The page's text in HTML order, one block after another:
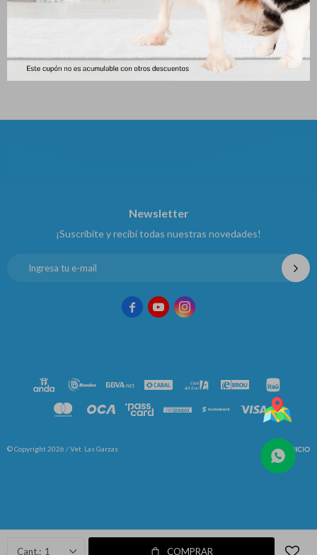
1 COMPRAR
Pro Plan Cachorro Perro
Mediano 3kg
Newsletter
¡Suscribite y recibí todas nuestras novedades!
  
© Copyright 2026 / Vet. Las Garzas
Fenicio